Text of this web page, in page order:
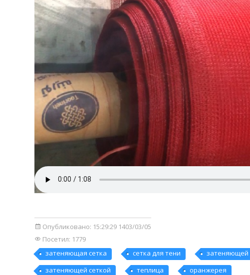
Опубликовано: 15:29:29 1403/03/05
Посетил: 1779
затеняющая сетка
сетка для тени затеняющей
затеняющей сеткой
теплица оранжерея